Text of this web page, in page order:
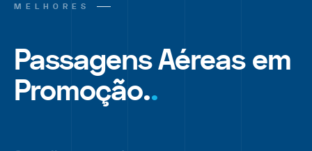
MELHORES
Passagens Aéreas em
Promoção..